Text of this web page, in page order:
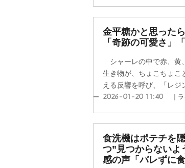
金平糖かと思った
「奇跡の可愛さ」
シャーレの中で赤、黄
生き物が、ちょこちょこ
える反響を呼び、「レジ
2026-01-20 11:40 ｜
食洗機はポテチ
つ”見つからない
感の声「バレずに食